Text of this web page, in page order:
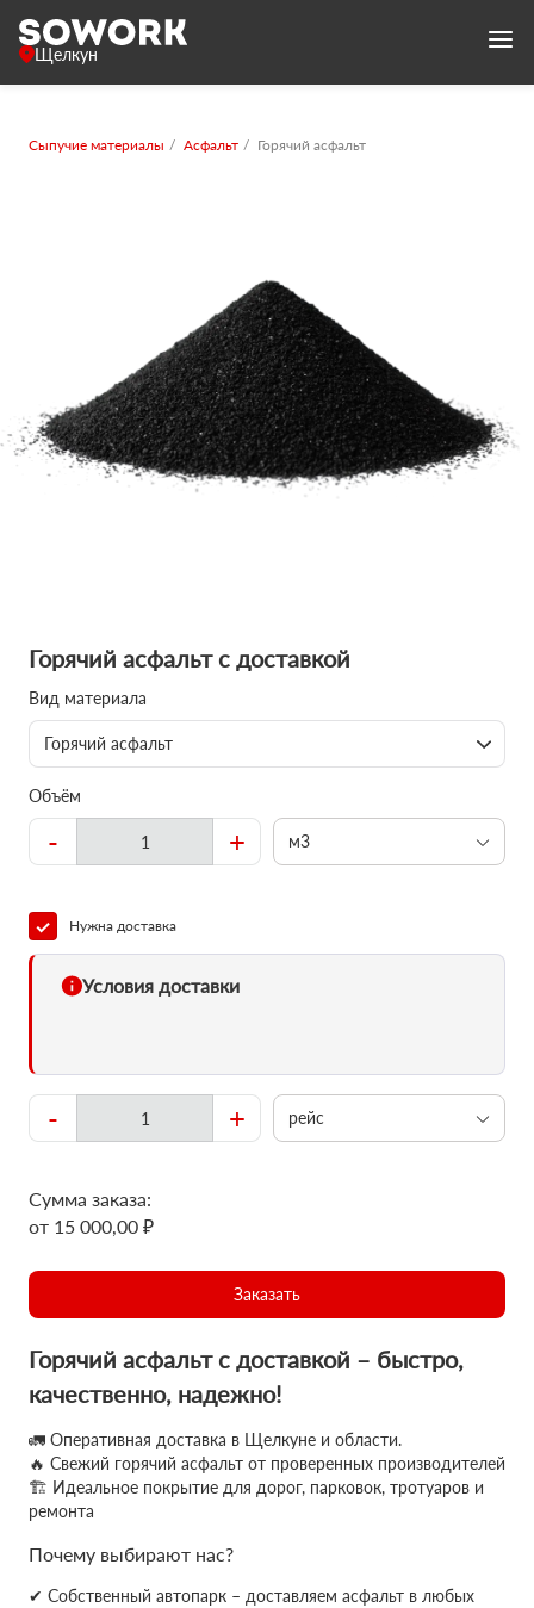
Щелкун
Сыпучие материалы Асфальт Горячий асфальт
Горячий асфальт с доставкой
Вид материала
Горячий асфальт
Объём
- + м3
Нужна доставка
Условия доставки
- + рейс
Сумма заказа:
от 15 000,00 ₽
Заказать
Горячий асфальт с доставкой – быстро,
качественно, надежно!
🚛 Оперативная доставка в Щелкуне и области.
🔥 Свежий горячий асфальт от проверенных производителей
🏗 Идеальное покрытие для дорог, парковок, тротуаров и
ремонта
Почему выбирают нас?
✔ Собственный автопарк – доставляем асфальт в любых